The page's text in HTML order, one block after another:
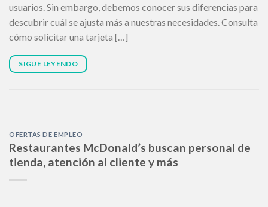
usuarios. Sin embargo, debemos conocer sus diferencias para
descubrir cuál se ajusta más a nuestras necesidades. Consulta
cómo solicitar una tarjeta […]
SIGUE LEYENDO
OFERTAS DE EMPLEO
Restaurantes McDonald’s buscan personal de
tienda, atención al cliente y más